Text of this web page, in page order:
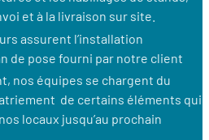
et à la livraison sur site.
assurent l’installation
de pose fourni par notre client
nos équipes se chargent du
de certains éléments qui
locaux jusqu’au prochain